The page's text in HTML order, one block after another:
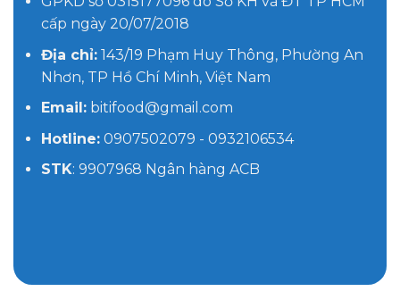
cấp ngày 20/07/2018
Địa chỉ:143/19 Phạm Huy Thông, Phường An
Nhơn, TP Hồ Chí Minh, Việt Nam
Email:bitifood@gmail.com
Hotline:0907502079 - 0932106534
STK: 9907968 Ngân hàng ACB